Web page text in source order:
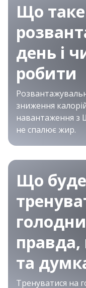
Що таке
день і
робити
зниження
навантаження з
не спалює жир.
Що
та
Тренуватися на